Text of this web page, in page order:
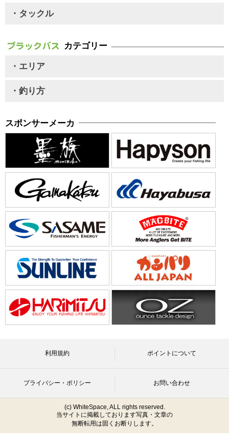
・タックル
カテゴリー
・エリア
・釣り方
スポンサーメーカ
利用規約 ポイントについて
プライバシー・ポリシー お問い合わせ
(c) WhiteSpace, ALL rights reserved.
当サイトに掲載しております写真・文章の
無断転用は固くお断りします。